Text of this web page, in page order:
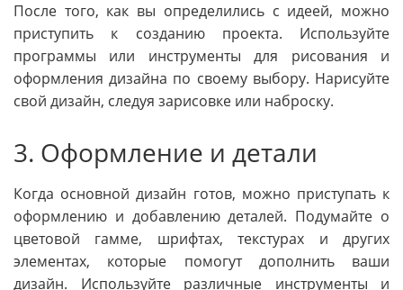
После того, как вы определились с идеей, можно
приступить к созданию проекта. Используйте
программы или инструменты для рисования и
оформления дизайна по своему выбору. Нарисуйте
свой дизайн, следуя зарисовке или наброску.
3. Оформление и детали
Когда основной дизайн готов, можно приступать к
оформлению и добавлению деталей. Подумайте о
цветовой гамме, шрифтах, текстурах и других
элементах, которые помогут дополнить ваши
дизайн. Используйте различные инструменты и